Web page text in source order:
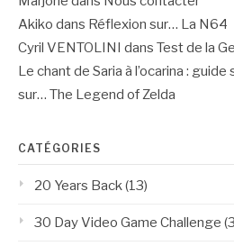
Akiko dans Réflexion sur… La N64
Cyril VENTOLINI dans Test de la
Le chant de Saria à l’ocarina : guide
sur… The Legend of Zelda
CATÉGORIES
20 Years Back(13)
30 Day Video Game Challenge